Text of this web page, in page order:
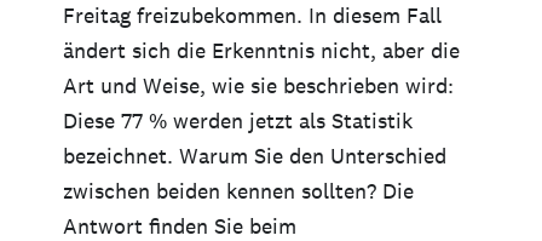
Freitag freizubekommen. In diesem Fall
ändert sich die Erkenntnis nicht, aber die
Art und Weise, wie sie beschrieben wird:
Diese 77 % werden jetzt als Statistik
bezeichnet. Warum Sie den Unterschied
zwischen beiden kennen sollten? Die
Antwort finden Sie beim